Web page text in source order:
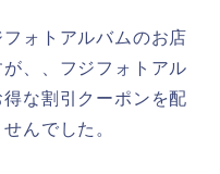
ォトアルバムのお店
、、フジフォトアル
な割引クーポンを配
んでした。